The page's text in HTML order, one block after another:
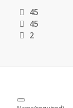
45
45
2